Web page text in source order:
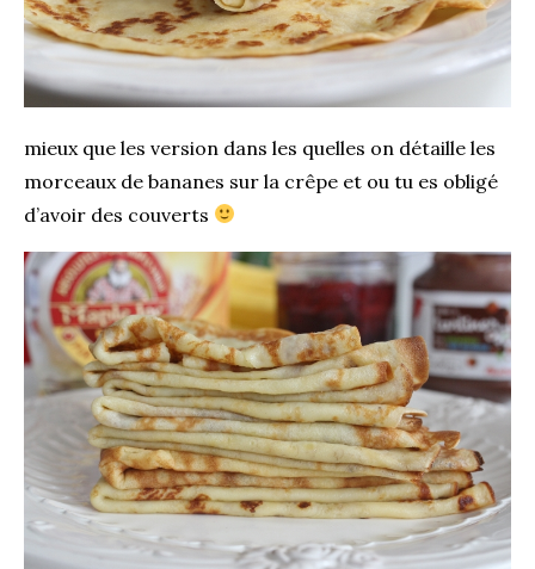
mieux que les version dans les quelles on détaille les
morceaux de bananes sur la crêpe et ou tu es obligé
d’avoir des couverts